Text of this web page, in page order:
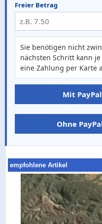
Freier Betrag
Sie benötigen nicht
nächsten Schritt kann
eine Zahlung per Karte
Mit
Ohne
empfohlene Artikel